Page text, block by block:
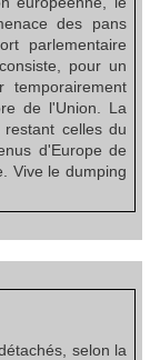
des pans
parlementaire
pour un
temporairement
de l'Union. La
celles du
d'Europe de
Vive le dumping
selon la